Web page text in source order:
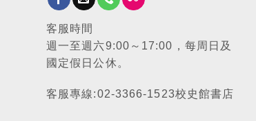
客服時間
週一至週六9:00～17:00，每周日及
國定假日公休。
客服專線:02-3366-1523校史館書店